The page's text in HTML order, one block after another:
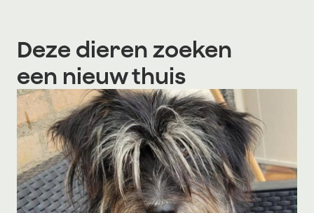
Deze dieren zoeken
een nieuw thuis